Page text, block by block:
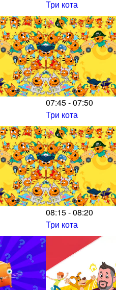
Три кота
07:45 - 07:50
Три кота
08:15 - 08:20
Три кота